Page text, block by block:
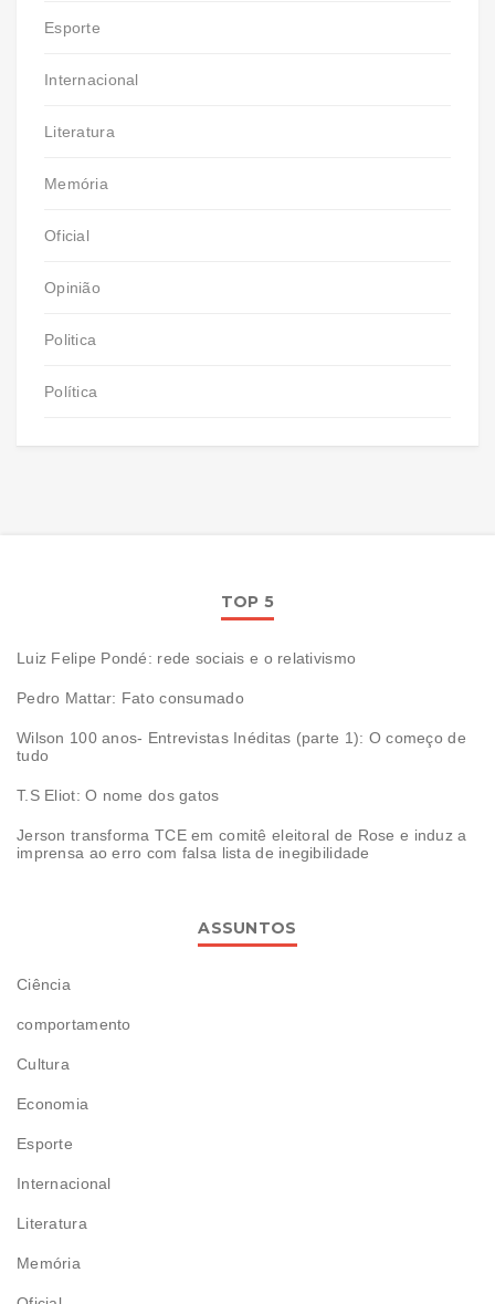
Esporte
Internacional
Literatura
Memória
Oficial
Opinião
Politica
Política
TOP 5
Luiz Felipe Pondé: rede sociais e o relativismo
Pedro Mattar: Fato consumado
Wilson 100 anos- Entrevistas Inéditas (parte 1): O começo de
tudo
T.S Eliot: O nome dos gatos
Jerson transforma TCE em comitê eleitoral de Rose e induz a
imprensa ao erro com falsa lista de inegibilidade
ASSUNTOS
Ciência
comportamento
Cultura
Economia
Esporte
Internacional
Literatura
Memória